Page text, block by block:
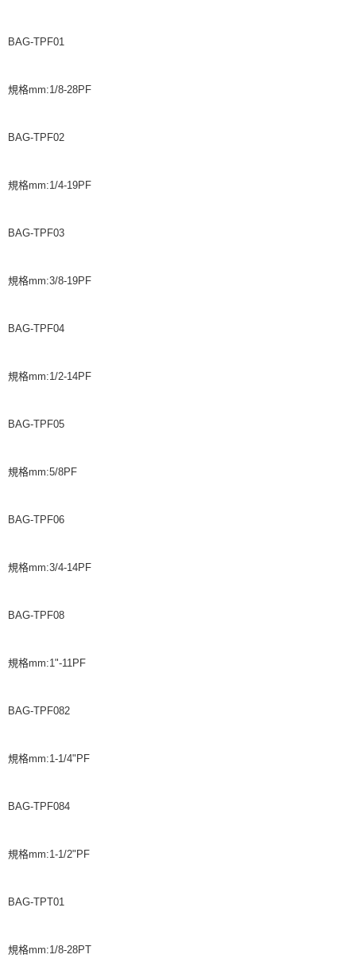
BAG-TPF01
規格mm:1/8-28PF
BAG-TPF02
規格mm:1/4-19PF
BAG-TPF03
規格mm:3/8-19PF
BAG-TPF04
規格mm:1/2-14PF
BAG-TPF05
規格mm:5/8PF
BAG-TPF06
規格mm:3/4-14PF
BAG-TPF08
規格mm:1"-11PF
BAG-TPF082
規格mm:1-1/4"PF
BAG-TPF084
規格mm:1-1/2"PF
BAG-TPT01
規格mm:1/8-28PT